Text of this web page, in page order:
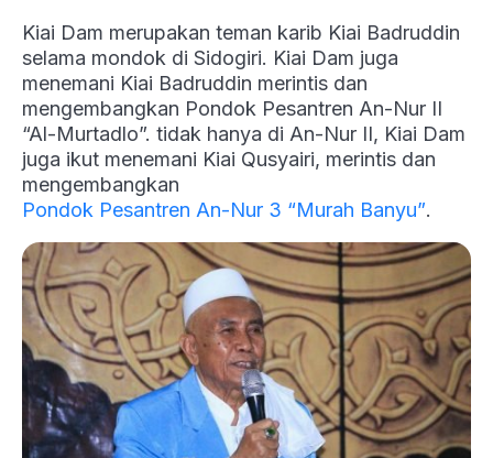
Kiai Dam merupakan teman karib Kiai Badruddin
selama mondok di Sidogiri. Kiai Dam juga
menemani Kiai Badruddin merintis dan
mengembangkan Pondok Pesantren An-Nur II
“Al-Murtadlo”. tidak hanya di An-Nur II, Kiai Dam
juga ikut menemani Kiai Qusyairi, merintis dan
mengembangkan
Pondok Pesantren An-Nur 3 “Murah Banyu”.